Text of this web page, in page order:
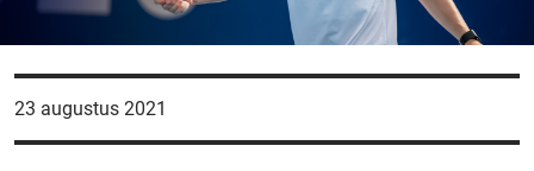
23 augustus 2021